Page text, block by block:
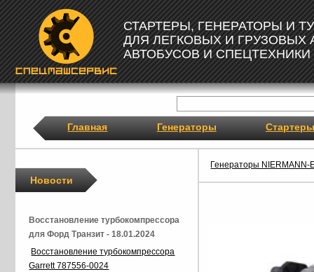
СТАРТЕРЫ, ГЕНЕРАТОРЫ И
ДЛЯ ЛЕГКОВЫХ И ГРУЗОВЫХ
АВТОБУСОВ И СПЕЦТЕХНИКИ
Главная Генераторы Стартеры
Генераторы NIERMANN-
Новости
Восстановление турбокомпрессора
для Форд Транзит - 18.01.2024
Восстановление турбокомпрессора
Garrett 787556-0024